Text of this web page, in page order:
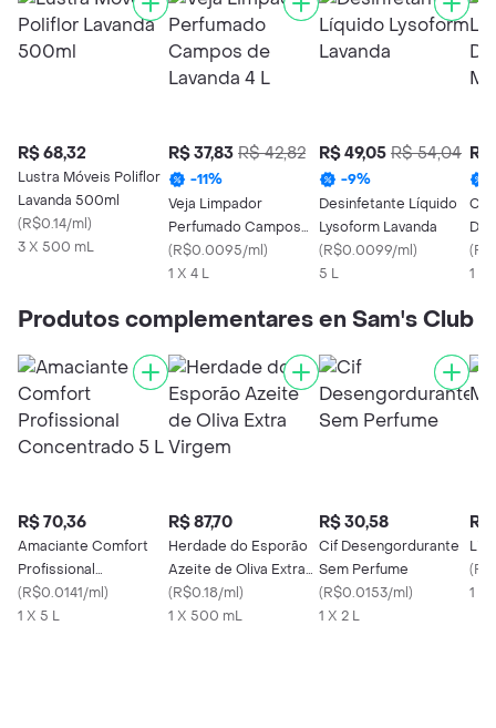
R$ 68,32
Lustra Móveis Poliflor
Lavanda 500ml
(R$0.14/ml)
3 X 500 mL
R$ 37,83 R$ 42,82
-11%
Veja Limpador
Perfumado Campos
de Lavanda 4 L
(R$0.0095/ml)
1 X 4 L
R$ 49,05 R$ 54,04
-9%
Desinfetante Líquido
Lysoform Lavanda
(R$0.0099/ml)
5 L
R$
(
1 X
Produtos complementares en Sam's Club
R$ 70,36
Amaciante Comfort
Profissional
Concentrado 5 L
(R$0.0141/ml)
1 X 5 L
R$ 87,70
Herdade do Esporão
Azeite de Oliva Extra
Virgem
(R$0.18/ml)
1 X 500 mL
R$ 30,58
Cif Desengordurante
Sem Perfume
(R$0.0153/ml)
1 X 2 L
R$
(
1 X